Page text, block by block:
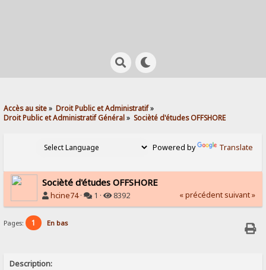
Accès au site» Droit Public et Administratif»
Droit Public et Administratif Général» Socièté d'études OFFSHORE
Powered by Translate
Socièté d'études OFFSHORE
hcine74· 1 · 8392 « précédent suivant »
Pages: 1 En bas
Description: